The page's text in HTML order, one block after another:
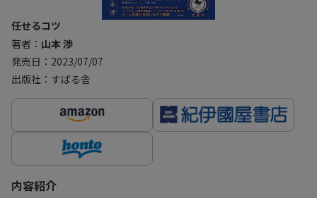
任せるコツ
著者： 山本 渉
発売日：2023/07/07
出版社：すばる舎
内容紹介